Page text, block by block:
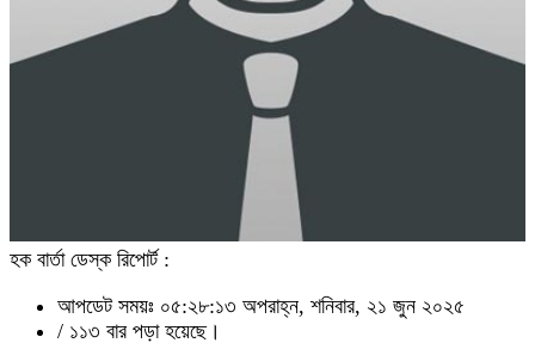
হক বার্তা ডেস্ক রিপোর্ট :
আপডেট সময়ঃ ০৫:২৮:১৩ অপরাহ্ন, শনিবার, ২১ জুন ২০২৫
/ ১১৩ বার পড়া হয়েছে।